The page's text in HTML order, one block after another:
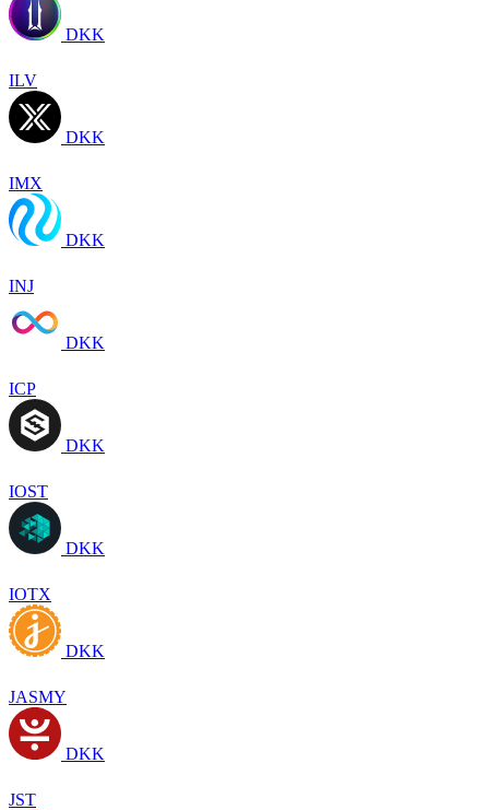
DKK
ILV
DKK
IMX
DKK
INJ
DKK
ICP
DKK
IOST
DKK
IOTX
DKK
JASMY
DKK
JST